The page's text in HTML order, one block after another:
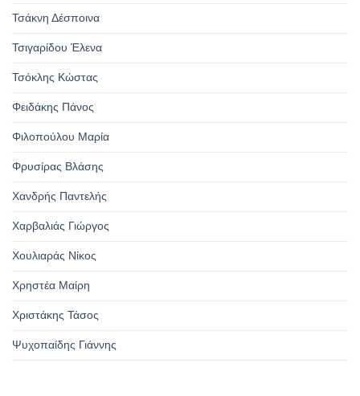
Τσάκνη Δέσποινα
Τσιγαρίδου Έλενα
Τσόκλης Κώστας
Φειδάκης Πάνος
Φιλοπούλου Μαρία
Φρυσίρας Βλάσης
Χανδρής Παντελής
Χαρβαλιάς Γιώργος
Χουλιαράς Νίκος
Χρηστέα Μαίρη
Χριστάκης Τάσος
Ψυχοπαίδης Γιάννης